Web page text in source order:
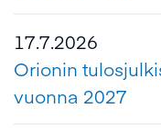
17.7.2026
Orionin
vuonna 2027